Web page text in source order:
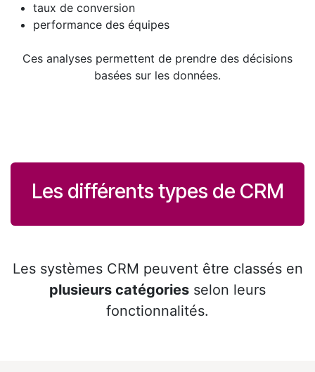
taux de conversion
performance des équipes
Ces analyses permettent de prendre des décisions
basées sur les données.
Les différents types de CRM
Les systèmes CRM peuvent être classés en
plusieurs catégories selon leurs
fonctionnalités.